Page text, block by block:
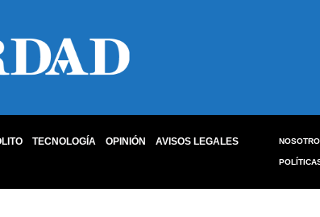
TECNOLOGÍA OPINIÓN
AVISOS LEGALES